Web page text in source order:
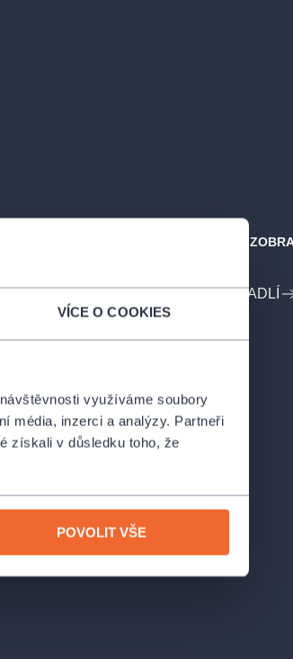
VÍCE O COOKIES
využíváme soubory
média, inzerci a analýzy. Partneři
získali v důsledku toho, že
POVOLIT VŠE
POŘADATELE DIVADLO BEZ ZÁBRADLÍ